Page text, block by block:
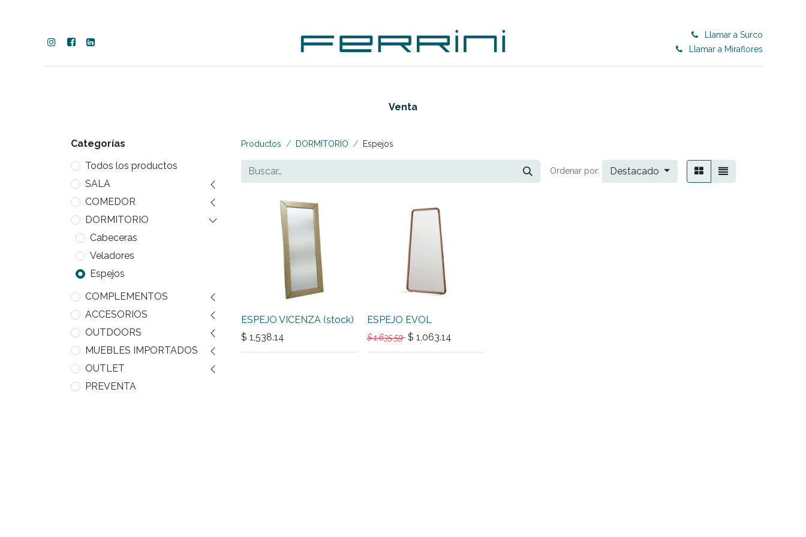
Llamar a Surco
Llamar a Miraflores
Venta
Categorías
Todos los productos
SALA
COMEDOR
DORMITORIO
Cabeceras
Veladores
Espejos
COMPLEMENTOS
ACCESORIOS
OUTDOORS
MUEBLES IMPORTADOS
OUTLET
PREVENTA
Productos DORMITORIO Espejos
Ordenar por: Destacado
ESPEJO VICENZA (stock)
$ 1,538.14
ESPEJO EVOL
$1,635.59 $ 1,063.14